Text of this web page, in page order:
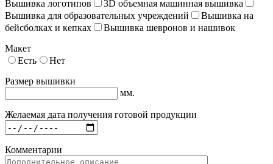
Вышивка логотипов
3D объемная машинная вышивка
Вышивка для образовательных учреждений
Вышивка на
бейсболках и кепках
Вышивка шевронов и нашивок
Макет
Есть
Нет
Размер вышивки
мм.
Желаемая дата получения готовой продукции
Комментарии